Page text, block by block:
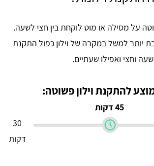
על מסילה או מוט לוקחת בין חצי לשעה.
יותר למשל במקרה של וילון כפול התקנת
וחצי ואפילו שעתיים.
להתקנת וילון פשוטה:
45 דקות
30
דקות